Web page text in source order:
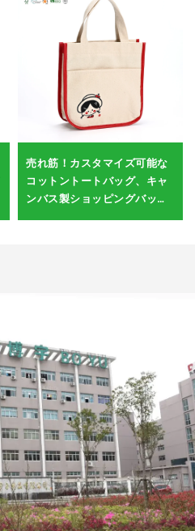
売れ筋！カスタマイズ可能な
コットントートバッグ、キャ
ンバス製ショッピングバッ